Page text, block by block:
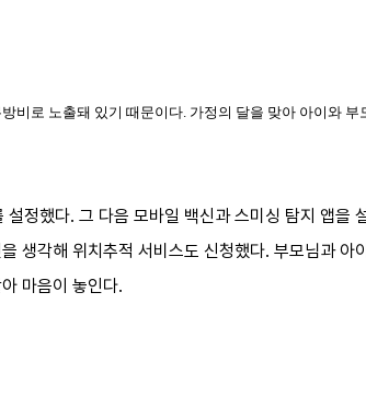
비로 노출돼 있기 때문이다. 가정의 달을 맞아 아이와 부
정했다. 그 다음 모바일 백신과 스미싱 탐지 앱을
생각해 위치추적 서비스도 신청했다. 부모님과 아
마음이 놓인다.